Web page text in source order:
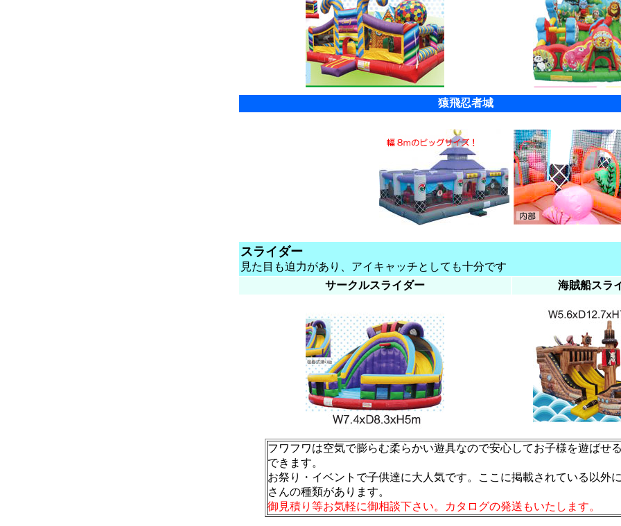
猿飛忍者城
スライダー
見た目も迫力があり、アイキャッチとしても十分です
サークルスライダー
海賊船スラ
フワフワは空気で膨らむ柔らかい遊具なので安心してお子様を遊ばせ
できます。
お祭り・イベントで子供達に大人気です。ここに掲載されている以外
さんの種類があります。
御見積り等お気軽に御相談下さい。カタログの発送もいたします。